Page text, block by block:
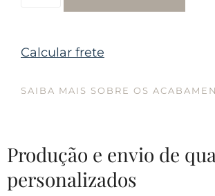
Calcular frete
SAIBA MAIS SOBRE OS
Produção e envio de
personalizados